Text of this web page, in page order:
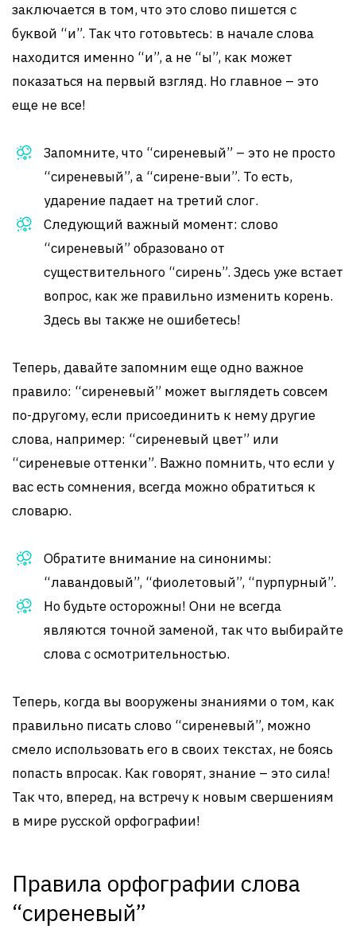
заключается в том, что это слово пишется с
буквой “и”. Так что готовьтесь: в начале слова
находится именно “и”, а не “ы”, как может
показаться на первый взгляд. Но главное – это
еще не все!
Запомните, что “сиреневый” – это не просто
“сиреневый”, а “сирене-выи”. То есть,
ударение падает на третий слог.
Следующий важный момент: слово
“сиреневый” образовано от
существительного “сирень”. Здесь уже встает
вопрос, как же правильно изменить корень.
Здесь вы также не ошибетесь!
Теперь, давайте запомним еще одно важное
правило: “сиреневый” может выглядеть совсем
по-другому, если присоединить к нему другие
слова, например: “сиреневый цвет” или
“сиреневые оттенки”. Важно помнить, что если у
вас есть сомнения, всегда можно обратиться к
словарю.
Обратите внимание на синонимы:
“лавандовый”, “фиолетовый”, “пурпурный”.
Но будьте осторожны! Они не всегда
являются точной заменой, так что выбирайте
слова с осмотрительностью.
Теперь, когда вы вооружены знаниями о том, как
правильно писать слово “сиреневый”, можно
смело использовать его в своих текстах, не боясь
попасть впросак. Как говорят, знание – это сила!
Так что, вперед, на встречу к новым свершениям
в мире русской орфографии!
Правила орфографии слова
“сиреневый”